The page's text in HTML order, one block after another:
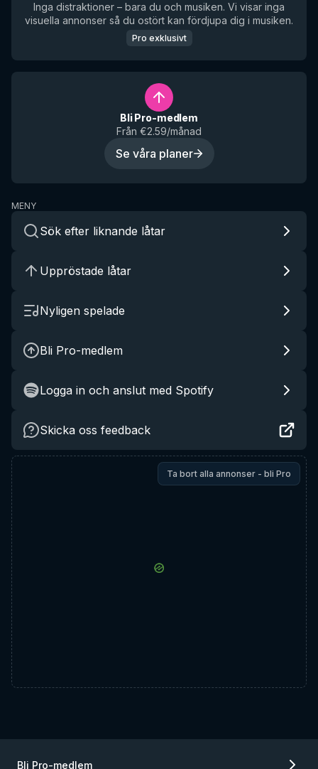
Inga distraktioner – bara du och musiken. Vi visar inga
visuella annonser så du ostört kan fördjupa dig i musiken.
Pro exklusivt
Bli Pro-medlem
Från €2.59/månad
Se våra planer
MENY
Sök efter liknande låtar
Uppröstade låtar
Nyligen spelade
Bli Pro-medlem
Logga in och anslut med Spotify
Skicka oss feedback
Ta bort alla annonser - bli Pro
Bli Pro-medlem